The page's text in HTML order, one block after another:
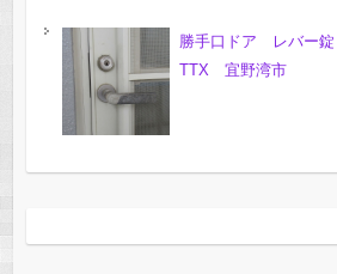
勝手口ドア レバー
TTX 宜野湾市